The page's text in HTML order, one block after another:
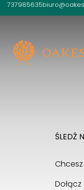
737985635
ŚLEDŹ